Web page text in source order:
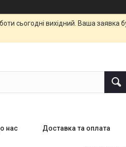
сьогодні вихідний. Ваша
нас Доставка та оплата